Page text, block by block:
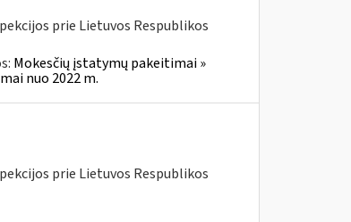
prie Lietuvos Respublikos
Mokesčių įstatymų pakeitimai »
nuo 2022 m.
prie Lietuvos Respublikos